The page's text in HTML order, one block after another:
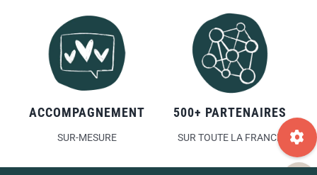
ACCOMPAGNEMENT
SUR-MESURE
500+ PARTENAIRES
SUR TOUTE LA FRANCE